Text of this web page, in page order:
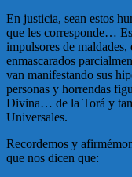
En justicia, sean estos
que les corresponde…
impulsores de
enmascarados
van manifestando sus
personas y horrendas
Divina… de la Torá y
Universales.
Recordemos y
que nos dicen que: